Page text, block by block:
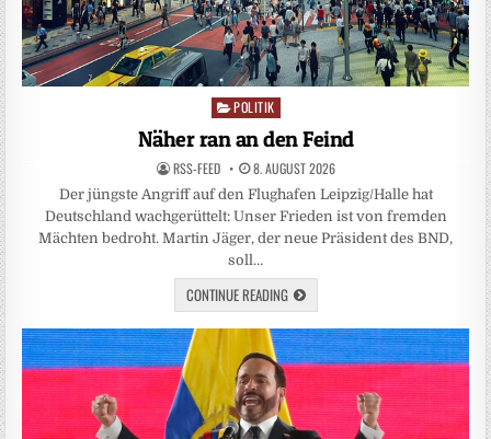
Posted
POLITIK
Näher ran an den Feind
RSS-FEED 8. AUGUST 2026
Der jüngste Angriff auf den Flughafen Leipzig/Halle hat
Deutschland wachgerüttelt: Unser Frieden ist von fremden
Mächten bedroht. Martin Jäger, der neue Präsident des BND,
soll…
CONTINUE READING